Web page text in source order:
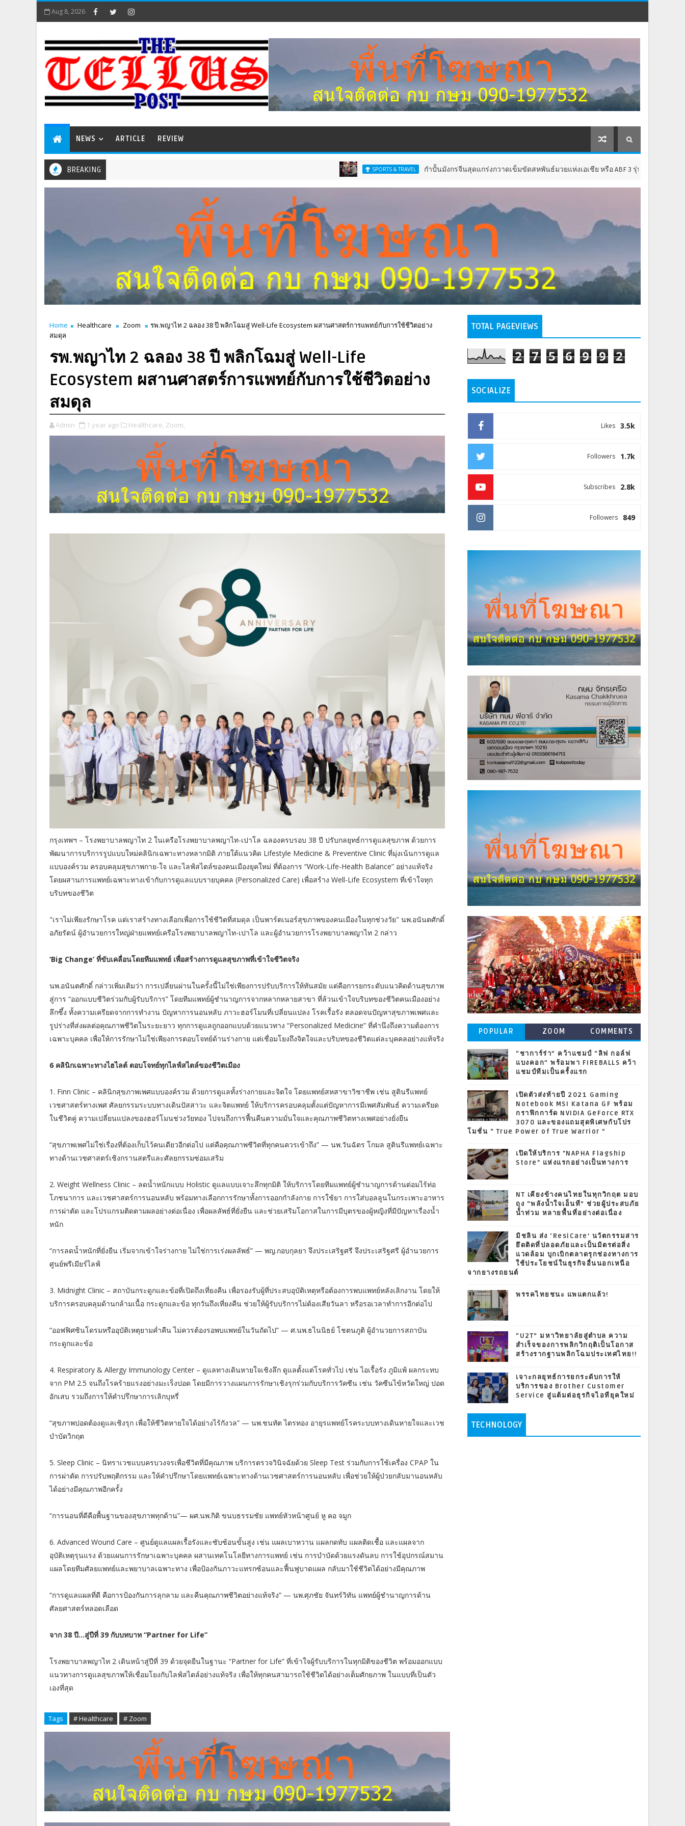
Aug 8, 2026
NEWS ARTICLE REVIEW
BREAKING SPORTS & TRAVEL กำปั้นมังกรจีนสุดแกร่งกวาดเข็มขัดสหพันธ์มวยแห่งเอเชีย หรือ ABF 3 รุ่น โดยมีนายนริส สิงห์วั
Home Healthcare Zoom
รพ.พญาไท 2 ฉลอง 38 ปี พลิกโฉมสู่ Well-Life Ecosystem ผสานศาสตร์การแพทย์กับการใช้ชีวิตอย่าง
สมดุล
รพ.พญาไท 2 ฉลอง 38 ปี พลิกโฉมสู่ Well-Life
Ecosystem ผสานศาสตร์การแพทย์กับการใช้ชีวิตอย่าง
สมดุล
Admin 1 year ago Healthcare, Zoom,
กรุงเทพฯ – โรงพยาบาลพญาไท 2 ในเครือโรงพยาบาลพญาไท-เปาโล ฉลองครบรอบ 38 ปี ปรับกลยุทธ์การดูแลสุขภาพ ด้วยการ
พัฒนาการบริการรูปแบบใหม่คลินิกเฉพาะทางหลากมิติ ภายใต้แนวคิด Lifestyle Medicine & Preventive Clinic ที่มุ่งเน้นการดูแล
แบบองค์รวม ครอบคลุมสุขภาพกาย-ใจ และไลฟ์สไตล์ของคนเมืองยุคใหม่ ที่ต้องการ “Work-Life-Health Balance” อย่างแท้จริง
โดยผสานการแพทย์เฉพาะทางเข้ากับการดูแลแบบรายบุคคล (Personalized Care) เพื่อสร้าง Well-Life Ecosystem ที่เข้าใจทุก
บริบทของชีวิต
"เราไม่เพียงรักษาโรค แต่เราสร้างทางเลือกเพื่อการใช้ชีวิตที่สมดุล เป็นพาร์ตเนอร์สุขภาพของคนเมืองในทุกช่วงวัย" นพ.อนันตศักดิ์
อภัยรัตน์ ผู้อำนวยการใหญ่ฝ่ายแพทย์เครือโรงพยาบาลพญาไท-เปาโล และผู้อำนวยการโรงพยาบาลพญาไท 2 กล่าว
‘Big Change’ ที่ขับเคลื่อนโดยทีมแพทย์ เพื่อสร้างการดูแลสุขภาพที่เข้าใจชีวิตจริง
นพ.อนันตศักดิ์ กล่าวเพิ่มเติมว่า การเปลี่ยนผ่านในครั้งนี้ไม่ใช่เพียงการปรับบริการให้ทันสมัย แต่คือการยกระดับแนวคิดด้านสุขภาพ
สู่การ “ออกแบบชีวิตร่วมกับผู้รับบริการ” โดยทีมแพทย์ผู้ชำนาญการจากหลากหลายสาขา ที่ล้วนเข้าใจบริบทของชีวิตคนเมืองอย่าง
ลึกซึ้ง ทั้งความเครียดจากการทำงาน ปัญหาการนอนหลับ ภาวะฮอร์โมนที่เปลี่ยนแปลง โรคเรื้อรัง ตลอดจนปัญหาสุขภาพเพศและ
รูปร่างที่ส่งผลต่อคุณภาพชีวิตในระยะยาว ทุกการดูแลถูกออกแบบด้วยแนวทาง “Personalized Medicine” ที่คำนึงถึงความต้องการ
เฉพาะบุคคล เพื่อให้การรักษาไม่ใช่เพียงการตอบโจทย์ด้านร่างกาย แต่เชื่อมโยงถึงจิตใจและบริบทของชีวิตแต่ละบุคคลอย่างแท้จริง
6 คลินิกเฉพาะทางไฮไลต์ ตอบโจทย์ทุกไลฟ์สไตล์ของชีวิตเมือง
1. Finn Clinic – คลินิกสุขภาพเพศแบบองค์รวม ด้วยการดูแลทั้งร่างกายและจิตใจ โดยแพทย์สหสาขาวิชาชีพ เช่น สูตินรีแพทย์
เวชศาสตร์ทางเพศ ศัลยกรรมระบบทางเดินปัสสาวะ และจิตแพทย์ ให้บริการครอบคลุมตั้งแต่ปัญหาการมีเพศสัมพันธ์ ความเครียด
ในชีวิตคู่ ความเปลี่ยนแปลงของฮอร์โมนช่วงวัยทอง ไปจนถึงการฟื้นคืนความมั่นใจและคุณภาพชีวิตทางเพศอย่างยั่งยืน
“สุขภาพเพศไม่ใช่เรื่องที่ต้องเก็บไว้คนเดียวอีกต่อไป แต่คือคุณภาพชีวิตที่ทุกคนควรเข้าถึง” — นพ.วันฉัตร โกมล สูตินรีแพทย์เฉพาะ
ทางด้านเวชศาสตร์เชิงกรานสตรีและศัลยกรรมซ่อมเสริม
2. Weight Wellness Clinic – ลดน้ำหนักแบบ Holistic ดูแลแบบเจาะลึกทุกมิติ ให้บริการโดยทีมแพทย์ผู้ชำนาญการด้านต่อมไร้ท่อ
โภชนาการ และเวชศาสตร์การนอนหลับ พร้อมทางเลือกการรักษาทั้งการออกกำลังกาย การใช้ยา การใส่บอลลูนในกระเพาะอาหาร
การผ่าตัด และโปรแกรมติดตามผลอย่างต่อเนื่อง เพื่อผลลัพธ์ที่ยั่งยืน และช่วยเสริมโอกาสในการมีบุตรของผู้หญิงที่มีปัญหาเรื่องน้ำ
หนัก
“การลดน้ำหนักที่ยั่งยืน เริ่มจากเข้าใจร่างกาย ไม่ใช่การเร่งผลลัพธ์” — พญ.กอบกุลยา จึงประเสริฐศรี จึงประเสริฐศรี ผู้อำนวยการ
ศูนย์พรีเมียร์ไลฟ์
3. Midnight Clinic – สถาบันกระดูกและข้อที่เปิดถึงเที่ยงคืน เพื่อรองรับผู้ที่ประสบอุบัติเหตุหรือต้องการพบแพทย์หลังเลิกงาน โดยให้
บริการครอบคลุมด้านกล้ามเนื้อ กระดูกและข้อ ทุกวันถึงเที่ยงคืน ช่วยให้ผู้รับบริการไม่ต้องเสียวันลา หรือรอเวลาทำการอีกต่อไป
“ออฟฟิศซินโดรมหรืออุบัติเหตุยามค่ำคืน ไม่ควรต้องรอพบแพทย์ในวันถัดไป” — ศ.นพ.ธไนนิธย์ โชตนภูติ ผู้อำนวยการสถาบัน
กระดูกและข้อ
4. Respiratory & Allergy Immunology Center – ดูแลทางเดินหายใจเชิงลึก ดูแลตั้งแต่โรคทั่วไป เช่น ไอเรื้อรัง ภูมิแพ้ ผลกระทบ
จาก PM 2.5 จนถึงโรคร้ายแรงอย่างมะเร็งปอด โดยมีการวางแผนการรักษาเชิงรุกร่วมกับบริการวัคซีน เช่น วัคซีนไข้หวัดใหญ่ ปอด
อักเสบ รวมถึงการให้คำปรึกษาการเลิกบุหรี่
“สุขภาพปอดต้องดูแลเชิงรุก เพื่อให้ชีวิตหายใจได้อย่างไร้กังวล” — นพ.ชนทัต ไตรทอง อายุรแพทย์โรคระบบทางเดินหายใจและเวช
บำบัดวิกฤต
5. Sleep Clinic – นิทราเวชแบบครบวงจรเพื่อชีวิตที่มีคุณภาพ บริการตรวจวินิจฉัยด้วย Sleep Test ร่วมกับการใช้เครื่อง CPAP ใน
การผ่าตัด การปรับพฤติกรรม และให้คำปรึกษาโดยแพทย์เฉพาะทางด้านเวชศาสตร์การนอนหลับ เพื่อช่วยให้ผู้ป่วยกลับมานอนหลับ
ได้อย่างมีคุณภาพอีกครั้ง
“การนอนที่ดีคือพื้นฐานของสุขภาพทุกด้าน”— ผศ.นพ.กิติ ขนบธรรมชัย แพทย์หัวหน้าศูนย์ หู คอ จมูก
6. Advanced Wound Care – ศูนย์ดูแลแผลเรื้อรังและซับซ้อนขั้นสูง เช่น แผลเบาหวาน แผลกดทับ แผลติดเชื้อ และแผลจาก
อุบัติเหตุรุนแรง ด้วยแผนการรักษาเฉพาะบุคคล ผสานเทคโนโลยีทางการแพทย์ เช่น การบำบัดด้วยแรงดันลบ การใช้อุปกรณ์สมาน
แผลโดยทีมศัลยแพทย์และพยาบาลเฉพาะทาง เพื่อป้องกันภาวะแทรกซ้อนและฟื้นฟูบาดแผล กลับมาใช้ชีวิตได้อย่างมีคุณภาพ
“การดูแลแผลที่ดี คือการป้องกันการลุกลาม และคืนคุณภาพชีวิตอย่างแท้จริง” — นพ.ศุภชัย จันทร์วิทัน แพทย์ผู้ชำนาญการด้าน
ศัลยศาสตร์หลอดเลือด
จาก 38 ปี...สู่ปีที่ 39 กับบทบาท “Partner for Life”
โรงพยาบาลพญาไท 2 เดินหน้าสู่ปีที่ 39 ด้วยจุดยืนในฐานะ “Partner for Life” ที่เข้าใจผู้รับบริการในทุกมิติของชีวิต พร้อมออกแบบ
แนวทางการดูแลสุขภาพให้เชื่อมโยงกับไลฟ์สไตล์อย่างแท้จริง เพื่อให้ทุกคนสามารถใช้ชีวิตได้อย่างเต็มศักยภาพ ในแบบที่เป็นตัว
เองที่สุด
Tags # Healthcare # Zoom
TOTAL PAGEVIEWS
2 7 5 6 9 9 2
SOCIALIZE
3.5k
Likes
1.7k
Followers
2.8k
Subscribes
849
Followers
POPULAR
POSTS
ZOOM COMMENTS
“ชาการ์ร่า” คว้าแชมป์ “ลิฟ กอล์ฟ
แบงคอก” พร้อมพา FIREBALLS คว้า
แชมป์ทีมเป็นครั้งแรก
เปิดตัวส่งท้ายปี 2021 Gaming
Notebook MSI Katana GF พร้อม
กราฟิกการ์ด NVIDIA GeForce RTX
3070 และของแถมสุดพิเศษกับโปร
โมชั่น “ True Power of True Warrior ”
เปิดให้บริการ "NAPHA Flagship
Store" แห่งแรกอย่างเป็นทางการ
NT เคียงข้างคนไทยในทุกวิกฤต มอบ
ถุง “พลังน้ำใจเอ็นที” ช่วยผู้ประสบภัย
น้ำท่วม หลายพื้นที่อย่างต่อเนื่อง
มิชลิน ส่ง ‘ResiCare’ นวัตกรรมสาร
ยึดติดที่ปลอดภัยและเป็นมิตรต่อสิ่ง
แวดล้อม บุกเบิกตลาดรุกช่องทางการ
ใช้ประโยชน์ในธุรกิจอื่นนอกเหนือ
จากยางรถยนต์
พรรคไทยชนะ แพแตกแล้ว!
“U2T” มหาวิทยาลัยสู่ตำบล ความ
สำเร็จของการพลิกวิกฤติเป็นโอกาส
สร้างรากฐานพลิกโฉมประเทศไทย!!
เจาะกลยุทธ์การยกระดับการให้
บริการของ Brother Customer
Service สู่แต้มต่อธุรกิจไอทียุคใหม่
TECHNOLOGY